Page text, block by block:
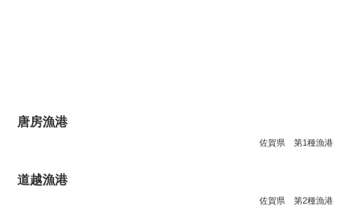
唐房漁港
佐賀県 第1種漁港
道越漁港
佐賀県 第2種漁港